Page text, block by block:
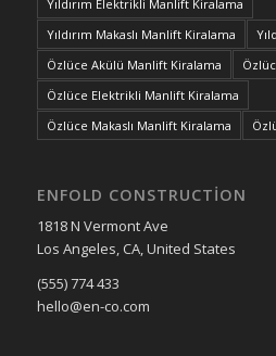
Yıldırım Elektrikli Manlift Kiralama
Yıldırım Makaslı Manlift Kiralama
Özlüce Akülü Manlift Kiralama
Özlüce Elektrikli Manlift Kiralama
Özlüce Makaslı Manlift Kiralama
ENFOLD CONSTRUCTION
1818 N Vermont Ave
Los Angeles, CA, United States
(555) 774 433
hello@en-co.com